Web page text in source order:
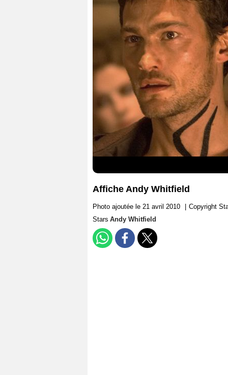
Affiche Andy Whitfield
Photo ajoutée le 21 avril 2010
Copyright
Stars Andy Whitfield